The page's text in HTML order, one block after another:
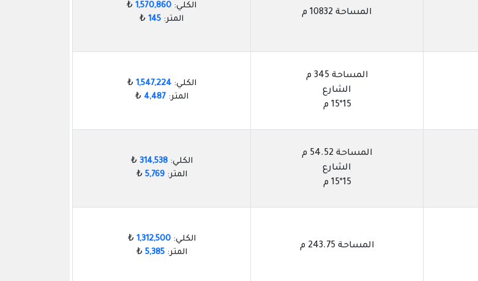
المساحة 10832 م
الكلي: 1,570,860
₺
المتر: 145
₺
المساحة 345 م
الشارع
15*15 م
الكلي:1,547,224
₺
المتر: 4,487
₺
المساحة 54.52 م
الشارع
15*15 م
الكلي:314,538
₺
المتر:5,769
₺
المساحة 243.75 م
الكلي:1,312,500
₺
المتر:5,385
₺